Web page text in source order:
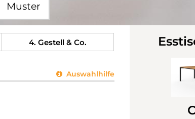
Muster
4. Gestell & Co.
Auswahlhilfe